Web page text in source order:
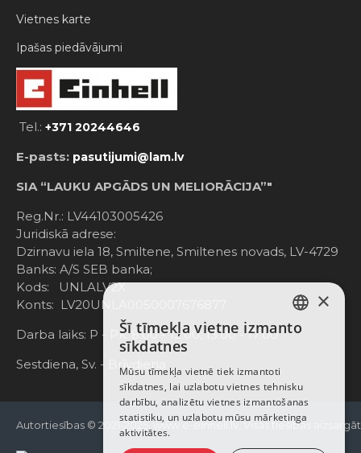
Vietnes karte
Ipašas piedāvājumi
Tel.: +371 20244646
E-pasts: pasutijumi@lam.lv
SIA “LAUKU APGĀDS UN MELIORĀCIJA”"
Reg.Nr.: LV44103005426
Juridiskā adrese:
Dzirnavu iela 18, Smiltene, Smiltenes novads, LV-4729
Banks: A/S SEB banka;
Kods: UNLALV2X
Konts: LV20UNLA0050007676877
Darba laiks: P - Pk. 8:00 - 12:00; 13:00 - 17:00
Sestdiena, Sv. - Brīvdiena
Autortiesības © 2021-2025, www.e-einhell.lv, Visas tiesības
LATVIAN
ENGLISH
×
Šī tīmekļa vietne izmanto
sīkdatnes
Mūsu tīmekļa vietnē tiek izmantoti
sīkdatnes, lai uzlabotu vietnes tehnisku
darbību, analizētu vietnes izmantošanas
statistiku, un uzlabotu mūsu mārketinga
aktivitātes.